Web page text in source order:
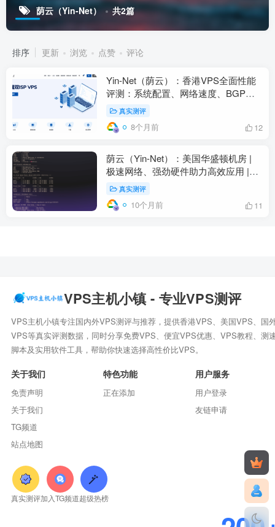
荫云（Yin-Net） 共2篇
排序 更新 浏览 点赞 评论
Yin-Net（荫云）：香港VPS全面性能
评测：系统配置、网络速度、BGP回
程、流媒体解锁与IP信誉深度报告
真实测评
8个月前 12
荫云（Yin-Net）：美国华盛顿机房 |
极速网络、强劲硬件助力高效应用 |
2025年最新报告
真实测评
10个月前 11
VPS主机小镇 - 专业VPS测评
VPS主机小镇专注国内外VPS测评与推荐，提供香港VPS、美国VPS、国
VPS等真实评测数据，同时分享免费VPS、便宜VPS优惠、VPS教程、测
脚本及实用软件工具，帮助你快速选择高性价比VPS。
关于我们
免责声明
关于我们
TG频道
站点地图
特色功能
正在添加
用户服务
用户登录
友链申请
真实测评加入TG频道超级热榜